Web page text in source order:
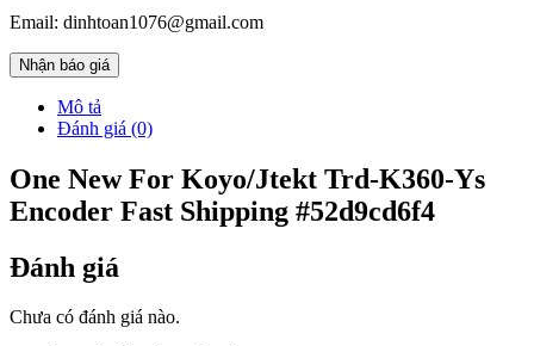
Email: dinhtoan1076@gmail.com
Nhận báo giá
Mô tả
Đánh giá (0)
One New For Koyo/Jtekt Trd-K360-Ys
Encoder Fast Shipping #52d9cd6f4
Đánh giá
Chưa có đánh giá nào.